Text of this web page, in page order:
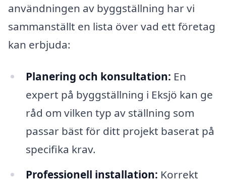
användningen av byggställning har vi
sammanställt en lista över vad ett företag
kan erbjuda:
Planering och konsultation: En
expert på byggställning i Eksjö kan ge
råd om vilken typ av ställning som
passar bäst för ditt projekt baserat på
specifika krav.
Professionell installation: Korrekt